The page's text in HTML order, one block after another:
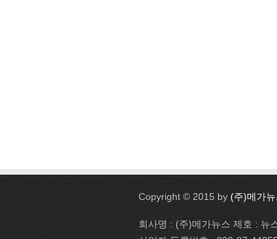
Copyright © 2015 by (주)메가뉴
회사명 : (주)메가뉴스 제호 : 뉴